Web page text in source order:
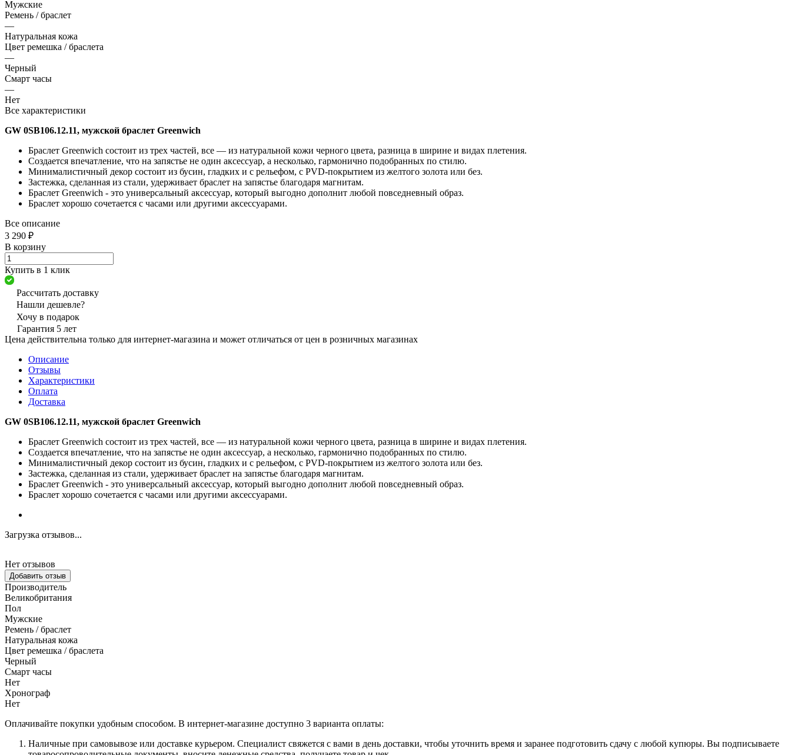
Мужские
Ремень / браслет
—
Натуральная кожа
Цвет ремешка / браслета
—
Черный
Смарт часы
—
Нет
Все характеристики
GW 0SB106.12.11, мужской браслет Greenwich
Браслет Greenwich состоит из трех частей, все — из натуральной кожи черного цвета, разница в ширине и видах плетения.
Создается впечатление, что на запястье не один аксессуар, а несколько, гармонично подобранных по стилю.
Минималистичный декор состоит из бусин, гладких и с рельефом, с PVD-покрытием из желтого золота или без.
Застежка, сделанная из стали, удерживает браслет на запястье благодаря магнитам.
Браслет Greenwich - это универсальный аксессуар, который выгодно дополнит любой повседневный образ.
Браслет хорошо сочетается с часами или другими аксессуарами.
Все описание
3 290 ₽
В корзину
Купить в 1 клик
Рассчитать доставку
Нашли дешевле?
Хочу в подарок
Гарантия 5 лет
Цена действительна только для интернет-магазина и может отличаться от цен в розничных магазинах
Описание
Отзывы
Характеристики
Оплата
Доставка
GW 0SB106.12.11, мужской браслет Greenwich
Браслет Greenwich состоит из трех частей, все — из натуральной кожи черного цвета, разница в ширине и видах плетения.
Создается впечатление, что на запястье не один аксессуар, а несколько, гармонично подобранных по стилю.
Минималистичный декор состоит из бусин, гладких и с рельефом, с PVD-покрытием из желтого золота или без.
Застежка, сделанная из стали, удерживает браслет на запястье благодаря магнитам.
Браслет Greenwich - это универсальный аксессуар, который выгодно дополнит любой повседневный образ.
Браслет хорошо сочетается с часами или другими аксессуарами.
Загрузка отзывов...
Нет отзывов
Добавить отзыв
Производитель
Великобритания
Пол
Мужские
Ремень / браслет
Натуральная кожа
Цвет ремешка / браслета
Черный
Смарт часы
Нет
Хронограф
Нет
Оплачивайте покупки удобным способом. В интернет-магазине доступно 3 варианта оплаты:
Наличные при самовывозе или доставке курьером. Специалист свяжется с вами в день доставки, чтобы уточнить время и заранее подготовить сдачу с любой купюры. Вы подписываете